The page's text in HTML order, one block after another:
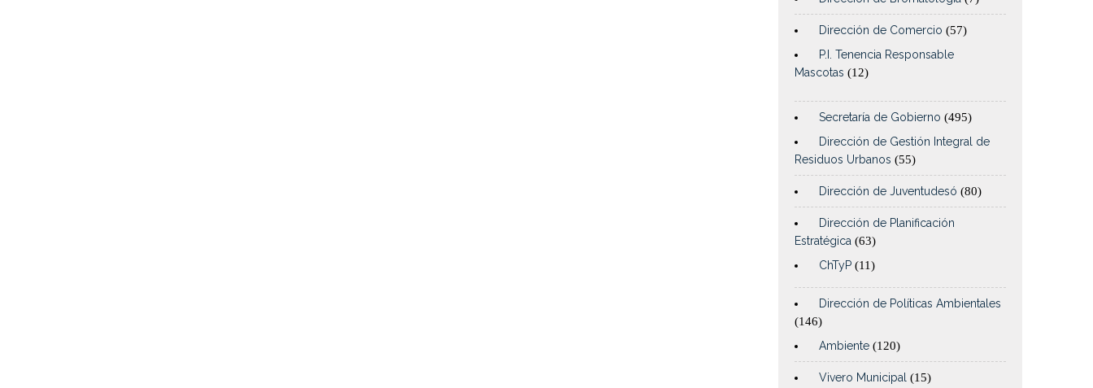
Dirección de Comercio (57)
P.I. Tenencia Responsable
Mascotas (12)
Secretaría de Gobierno (495)
Dirección de Gestión Integral de
Residuos Urbanos (55)
Dirección de Juventudesó (80)
Dirección de Planificación
Estratégica (63)
ChTyP (11)
Dirección de Políticas Ambientales
(146)
Ambiente (120)
Vivero Municipal (15)